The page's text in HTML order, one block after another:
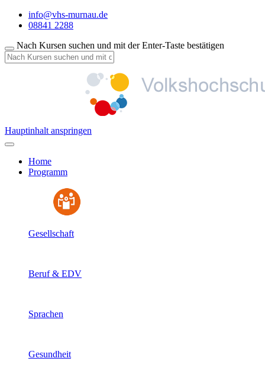
info@vhs-murnau.de
08841 2288
Nach Kursen suchen und mit der Enter-Taste bestätigen
Hauptinhalt anspringen
Home
Programm
Gesellschaft
Beruf & EDV
Sprachen
Gesundheit